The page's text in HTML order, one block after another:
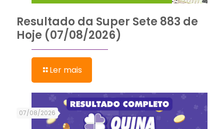
Resultado da Super Sete 883 de
Hoje (07/08/2026)
Ler mais
07/08/2026